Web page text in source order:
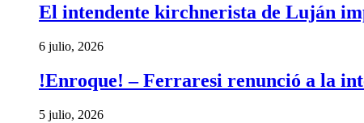
El intendente kirchnerista de Luján
6 julio, 2026
!Enroque! – Ferraresi renunció a la
5 julio, 2026